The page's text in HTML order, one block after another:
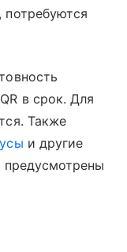
в срок. Для
Также
и другие
предусмотрены